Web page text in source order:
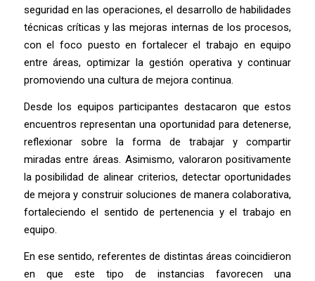
seguridad en las operaciones, el desarrollo de habilidades
técnicas críticas y las mejoras internas de los procesos,
con el foco puesto en fortalecer el trabajo en equipo
entre áreas, optimizar la gestión operativa y continuar
promoviendo una cultura de mejora continua.
Desde los equipos participantes destacaron que estos
encuentros representan una oportunidad para detenerse,
reflexionar sobre la forma de trabajar y compartir
miradas entre áreas. Asimismo, valoraron positivamente
la posibilidad de alinear criterios, detectar oportunidades
de mejora y construir soluciones de manera colaborativa,
fortaleciendo el sentido de pertenencia y el trabajo en
equipo.
En ese sentido, referentes de distintas áreas coincidieron
en que este tipo de instancias favorecen una